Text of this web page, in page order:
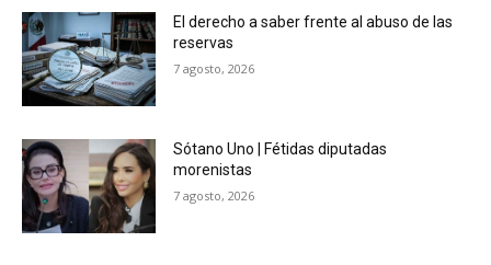
El derecho a saber frente al abuso de las
reservas
7 agosto, 2026
Sótano Uno | Fétidas diputadas
morenistas
7 agosto, 2026